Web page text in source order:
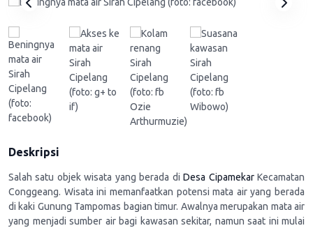
Deskripsi
Salah satu objek wisata yang berada diDesa CipamekarKecamatan
Conggeang. Wisata ini memanfaatkan potensi mata air yang berada
di kaki Gunung Tampomas bagian timur. Awalnya merupakan mata air
yang menjadi sumber air bagi kawasan sekitar, namun saat ini mulai